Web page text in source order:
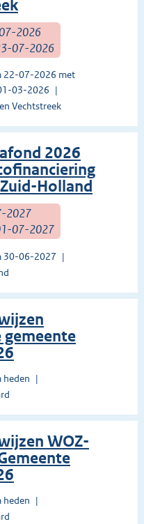
2026
07-2026
22-07-2026 met
03-2026
Vechtstreek
2026
Holland
2027
07-2027
30-06-2027
WOZ-